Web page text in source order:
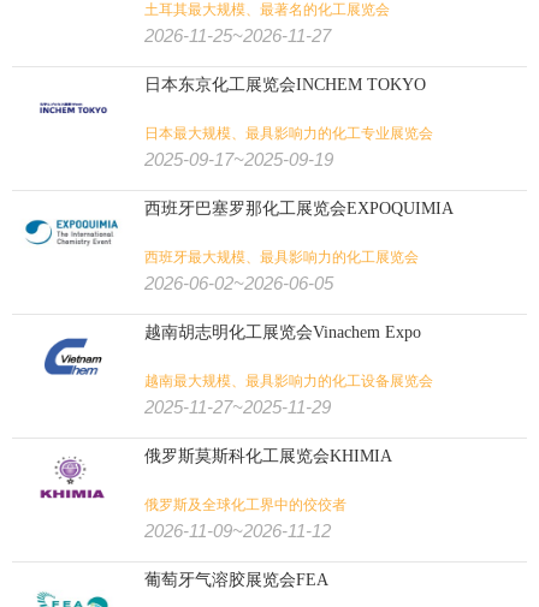
土耳其最大规模、最著名的化工展览会
2026-11-25~2026-11-27
日本东京化工展览会INCHEM TOKYO
日本最大规模、最具影响力的化工专业展览会
2025-09-17~2025-09-19
西班牙巴塞罗那化工展览会EXPOQUIMIA
西班牙最大规模、最具影响力的化工展览会
2026-06-02~2026-06-05
越南胡志明化工展览会Vinachem Expo
越南最大规模、最具影响力的化工设备展览会
2025-11-27~2025-11-29
俄罗斯莫斯科化工展览会KHIMIA
俄罗斯及全球化工界中的佼佼者
2026-11-09~2026-11-12
葡萄牙气溶胶展览会FEA